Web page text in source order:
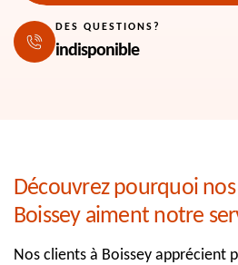
DES QUESTIONS?
indisponible
Découvrez pourquoi
Boissey aiment notre
Nos clients à Boissey apprécient